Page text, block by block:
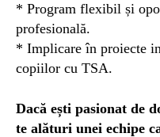
* Program flexibil și
profesională.
* Implicare în proiecte
copiilor cu TSA.
Dacă ești pasionat de
te alături unei echipe